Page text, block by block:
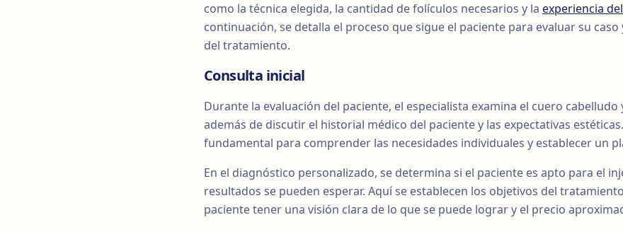
como la técnica elegida, la cantidad de folículos necesarios y la experiencia
continuación, se detalla el proceso que sigue el paciente para evaluar su
del tratamiento.
Consulta inicial
Durante la evaluación del paciente, el especialista examina el cuero cabelludo
además de discutir el historial médico del paciente y las expectativas
fundamental para comprender las necesidades individuales y establecer un
En el diagnóstico personalizado, se determina si el paciente es apto para el
resultados se pueden esperar. Aquí se establecen los objetivos del
paciente tener una visión clara de lo que se puede lograr y el precio